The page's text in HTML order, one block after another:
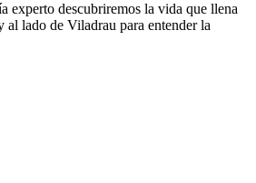
experto descubriremos la vida que llena
al lado de Viladrau para entender la